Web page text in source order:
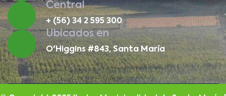
Central
+ (56) 34 2 595 300
Ubicados en
O'Higgins #843, Santa María